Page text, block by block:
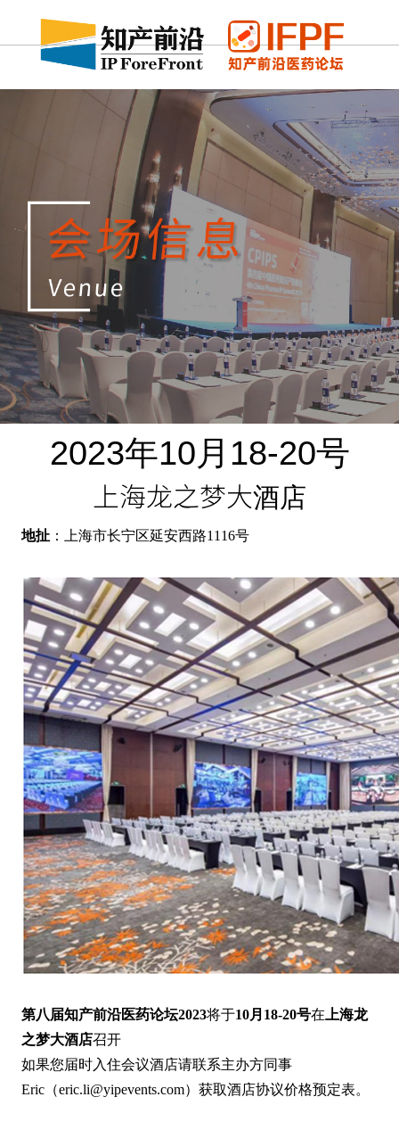
2023年10月18-20号
上海龙之梦大酒店
地扯：上海市长宁区延安西路1116号
第八届知产前沿医药论坛2023将于10月18-20号在 上海龙
之梦大酒店召开
如果您届时入住会议酒店请联系主办方同事
Eric（eric.li@yipevents.com）获取酒店协议价格预定表。